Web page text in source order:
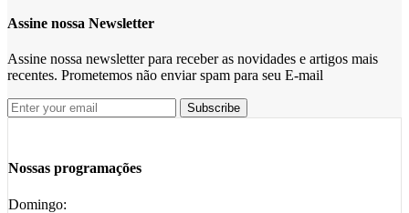
Assine nossa Newsletter
Assine nossa newsletter para receber as novidades e artigos mais
recentes. Prometemos não enviar spam para seu E-mail
Nossas programações
Domingo: